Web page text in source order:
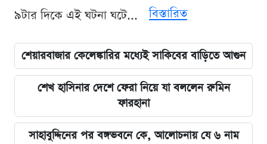
৯টার দিকে এই ঘটনা ঘটে...
বিস্তারিত
শেয়ারবাজার কেলেঙ্কারির মধ্যেই সাকিবের বাড়িতে আগুন
শেখ হাসিনার দেশে ফেরা নিয়ে যা বললেন রুমিন
ফারহানা
সাহাবুদ্দিনের পর বঙ্গভবনে কে, আলোচনায় যে ৬ নাম